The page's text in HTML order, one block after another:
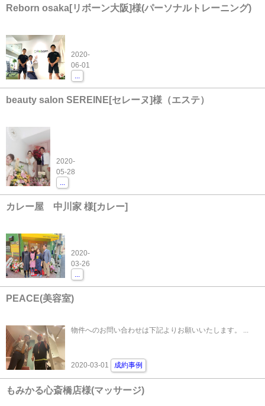
Reborn osaka[リボーン大阪]様(パーソナルトレーニング)
2020-
06-01
beauty salon SEREINE[セレーヌ]様（エステ）
2020-
05-28
カレー屋 中川家 様[カレー]
2020-
03-26
PEACE(美容室)
2020-03-01 成約事例
もみかる心斎橋店様(マッサージ)